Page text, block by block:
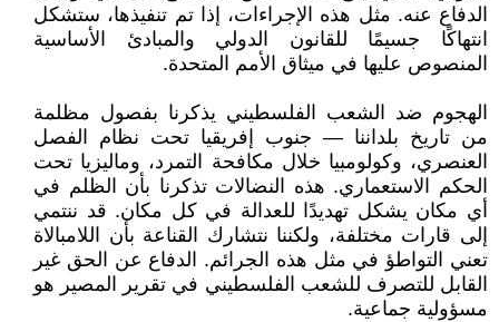
الدفاع عنه. مثل هذه الإجراءات، إذا تم تنفيذها، ستشكل
انتهاكًا جسيمًا للقانون الدولي والمبادئ الأساسية
المنصوص عليها في ميثاق الأمم المتحدة.
الهجوم ضد الشعب الفلسطيني يذكرنا بفصول مظلمة
من تاريخ بلداننا — جنوب إفريقيا تحت نظام الفصل
العنصري، وكولومبيا خلال مكافحة التمرد، وماليزيا تحت
الحكم الاستعماري. هذه النضالات تذكرنا بأن الظلم في
أي مكان يشكل تهديدًا للعدالة في كل مكان. قد ننتمي
إلى قارات مختلفة، ولكننا نتشارك القناعة بأن اللامبالاة
تعني التواطؤ في مثل هذه الجرائم. الدفاع عن الحق غير
القابل للتصرف للشعب الفلسطيني في تقرير المصير هو
مسؤولية جماعية.